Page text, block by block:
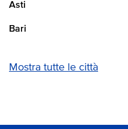
Asti
Bari
Mostra tutte le città